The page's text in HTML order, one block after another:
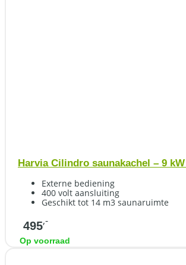
Harvia Cilindro saunakachel – 9
Externe bediening
400 volt aansluiting
Geschikt tot 14 m3 saunaruimte
495,-
Op voorraad